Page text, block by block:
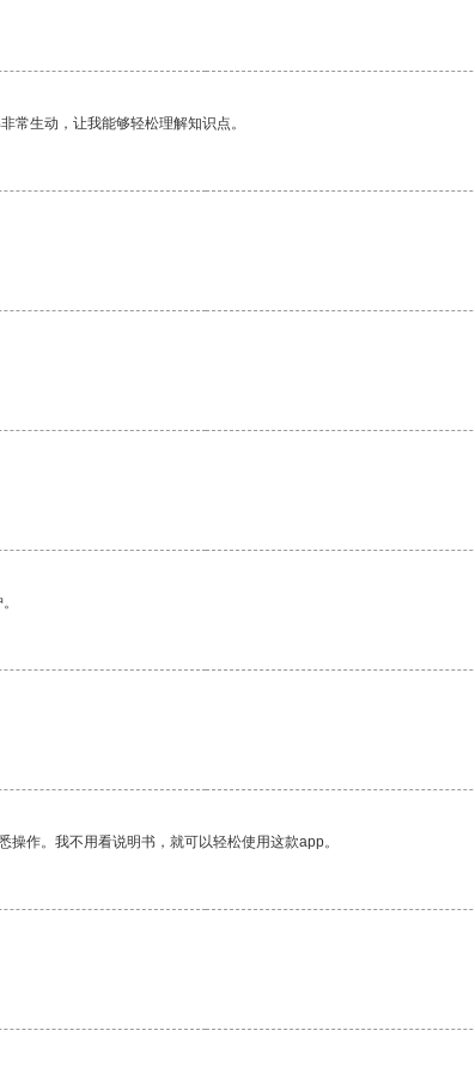
常生动，让我能够轻松理解知识点。
作。我不用看说明书，就可以轻松使用这款app。